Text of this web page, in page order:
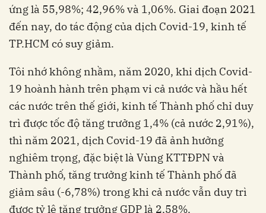
ứng là 55,98%; 42,96% và 1,06%. Giai đoạn 2021
đến nay, do tác động của dịch Covid-19, kinh tế
TP.HCM có suy giảm.
Tôi nhớ không nhầm, năm 2020, khi dịch Covid-
19 hoành hành trên phạm vi cả nước và hầu hết
các nước trên thế giới, kinh tế Thành phố chỉ duy
trì được tốc độ tăng trưởng 1,4% (cả nước 2,91%),
thì năm 2021, dịch Covid-19 đã ảnh hưởng
nghiêm trọng, đặc biệt là Vùng KTTĐPN và
Thành phố, tăng trưởng kinh tế Thành phố đã
giảm sâu (-6,78%) trong khi cả nước vẫn duy trì
được tỷ lệ tăng trưởng GDP là 2,58%.